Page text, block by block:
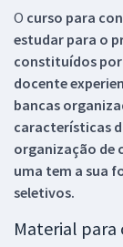
O curso para
estudar para o
constituídos
docente
bancas
características
organização de
uma tem a sua
seletivos.
Material para